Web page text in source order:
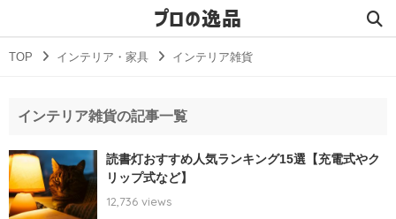
プロの逸品
TOP インテリア・家具 インテリア雑貨
インテリア雑貨の記事一覧
読書灯おすすめ人気ランキング15選【充電式やク
リップ式など】
12,736 views